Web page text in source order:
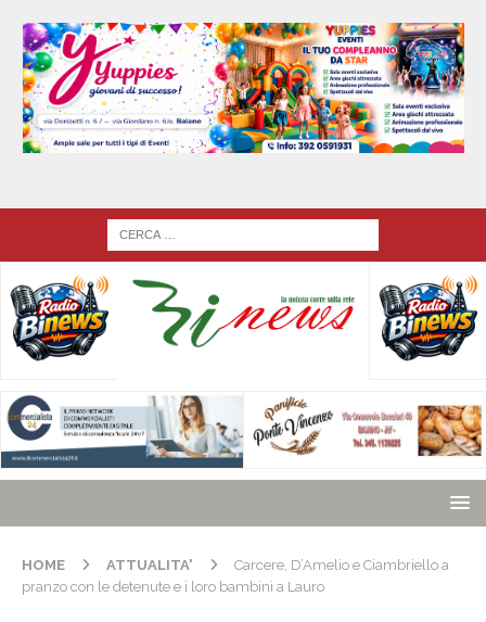
HOME ATTUALITA'
Carcere, D’Amelio e Ciambriello a
pranzo con le detenute e i loro bambini a Lauro